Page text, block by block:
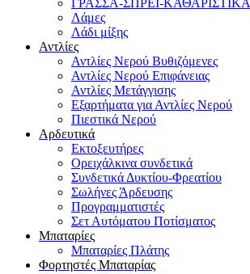
ΓΡΑΣΣΑ-ΣΠΡΕΙ-ΚΑΘΑΡΙΣΤΙΚΑ
Λάμες
Λάδι μίξης
Αντλίες
Αντλίες Νερού Βυθιζόμενες
Αντλίες Νερού Επιφάνειας
Αντλίες Μετάγγισης
Εξαρτήματα για Αντλίες Νερού
Πιεστικά Νερού
Αρδευτικά
Εκτοξευτήρες
Ορειχάλκινα συνδετικά
Συνδετικά Δυκτίου-Φρεατίου
Σωλήνες Άρδευσης
Προγραμματιστές
Σετ Αυτόματου Ποτίσματος
Μπαταρίες
Μπαταρίες Πλάτης
Φορτηστές Μπαταρίας